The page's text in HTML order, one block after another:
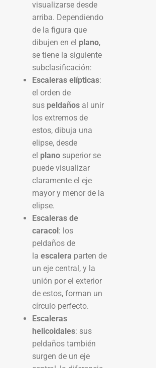
visualizarse desde
arriba. Dependiendo
de la figura que
dibujen en el plano,
se tiene la siguiente
subclasificación:
Escaleras elípticas:
el orden de
sus peldaños al unir
los extremos de
estos, dibuja una
elipse, desde
el plano superior se
puede visualizar
claramente el eje
mayor y menor de la
elipse.
Escaleras de
caracol: los
peldaños de
la escalera parten de
un eje central, y la
unión por el exterior
de estos, forman un
círculo perfecto.
Escaleras
helicoidales: sus
peldaños también
surgen de un eje